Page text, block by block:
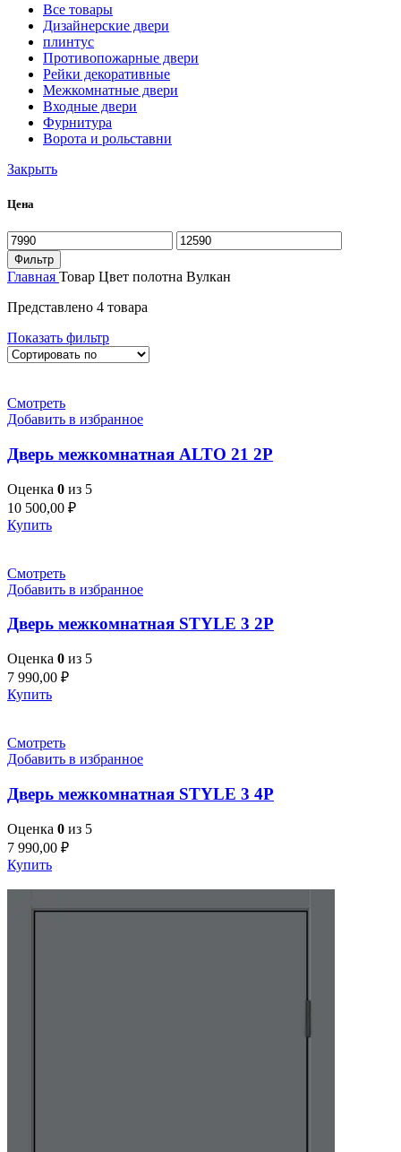
Все товары
Дизайнерские двери
плинтус
Противопожарные двери
Рейки декоративные
Межкомнатные двери
Входные двери
Фурнитура
Ворота и рольставни
Закрыть
Цена
Фильтр
Главная Товар Цвет полотна Вулкан
Представлено 4 товара
Показать фильтр
Смотреть
Добавить в избранное
Дверь межкомнатная ALTO 21 2P
Оценка 0 из 5
10 500,00 ₽
Купить
Смотреть
Добавить в избранное
Дверь межкомнатная STYLE 3 2P
Оценка 0 из 5
7 990,00 ₽
Купить
Смотреть
Добавить в избранное
Дверь межкомнатная STYLE 3 4P
Оценка 0 из 5
7 990,00 ₽
Купить